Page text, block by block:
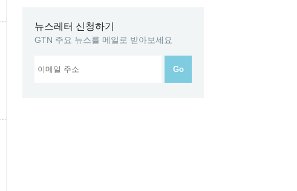
뉴스레터 신청하기
GTN 주요 뉴스를 메일로 받아보세요
Go